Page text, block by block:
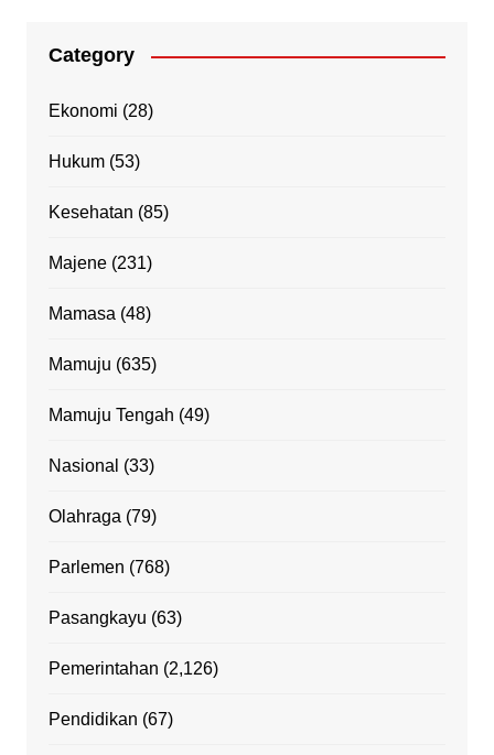
Category
Ekonomi (28)
Hukum(53)
Kesehatan (85)
Majene(231)
Mamasa (48)
Mamuju (635)
Mamuju Tengah (49)
Nasional (33)
Olahraga (79)
Parlemen (768)
Pasangkayu (63)
Pemerintahan (2,126)
Pendidikan (67)